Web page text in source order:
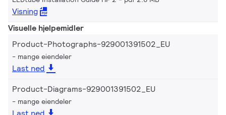
Visning
Visuelle hjelpemidler
Product-Photographs-929001391502_EU
mange eiendeler
Last ned
Product-Diagrams-929001391502_EU
mange eiendeler